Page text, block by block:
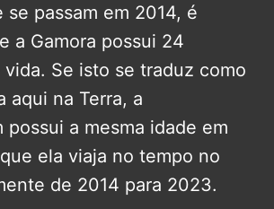
se passam em 2014, é
a Gamora possui 24
Se isto se traduz como
aqui na Terra, a
possui a mesma idade em
ela viaja no tempo no
de 2014 para 2023.